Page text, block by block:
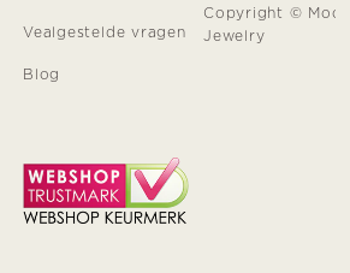
Vealgestelde vragen
Blog
Copyright ©
Jewelry